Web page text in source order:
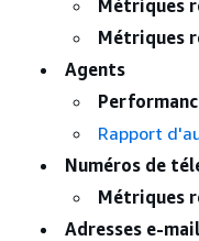
Métriques
Métriques
Agents
Rapport
Numéros de
Métriques
Adresses e-mail